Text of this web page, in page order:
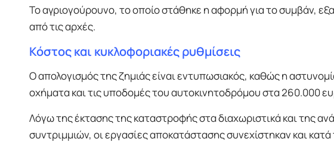
Το αγριογούρουνο, το οποίο στάθηκε η αφορμή για το συμβάν,
από τις αρχές.
Κόστος και κυκλοφοριακές ρυθμίσεις
Ο απολογισμός της ζημιάς είναι εντυπωσιακός, καθώς η
οχήματα και τις υποδομές του αυτοκινητοδρόμου στα 260.000
Λόγω της έκτασης της καταστροφής στα διαχωριστικά και της
συντριμμιών, οι εργασίες αποκατάστασης συνεχίστηκαν και κατά